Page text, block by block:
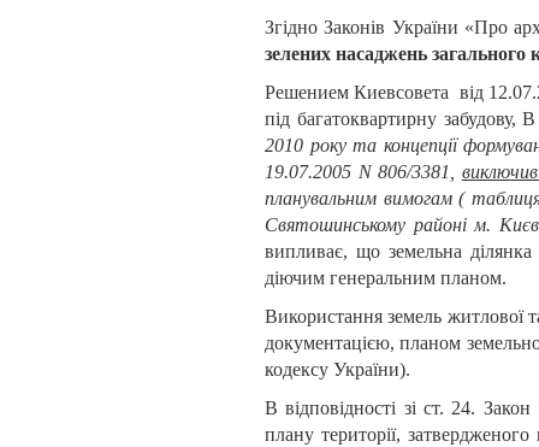
Згідно Законів України «Про
зелених насаджень загального
Решением Киевсовета від
під багатоквартирну
2010 року та концепції
19.07.2005 N806/3381,
планувальним вимогам (
Святошинському районі м.
випливає, що земельна
діючим генеральним планом.
Використання земель житлової
документацією, планом
кодексу України).
В відповідності зі ст. 24.
плану території,